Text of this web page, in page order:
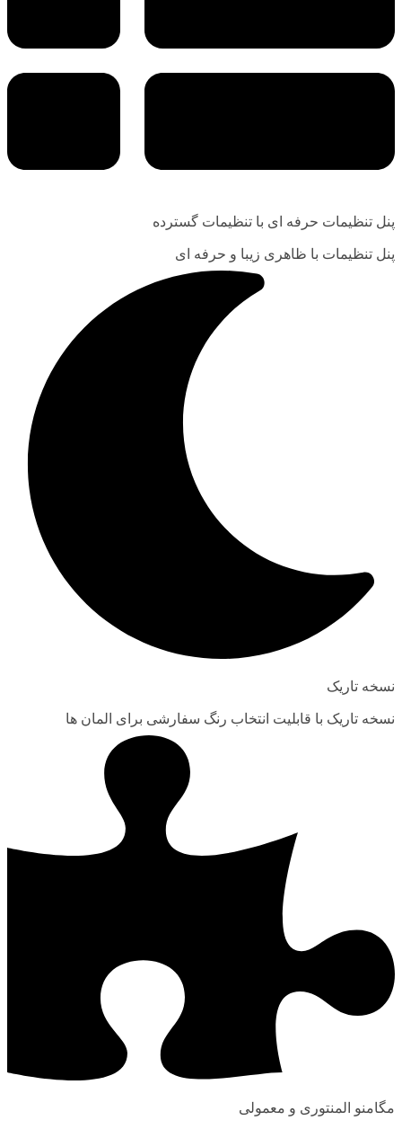
پنل تنظیمات حرفه ای با تنظیمات گسترده
پنل تنظیمات با ظاهری زیبا و حرفه ای
نسخه تاریک
نسخه تاریک با قابلیت انتخاب رنگ سفارشی برای المان ها
مگامنو المنتوری و معمولی